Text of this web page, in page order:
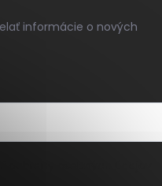
informácie o nových